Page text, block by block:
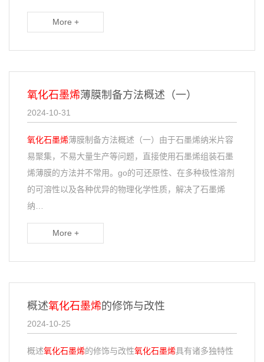
More +
氧化石墨烯薄膜制备方法概述（一）
2024-10-31
氧化石墨烯薄膜制备方法概述（一）由于石墨烯纳米片容
易聚集，不易大量生产等问题，直接使用石墨烯组装石墨
烯薄膜的方法并不常用。go的可还原性、在多种极性溶剂
的可溶性以及各种优异的物理化学性质，解决了石墨烯
纳…
More +
概述氧化石墨烯的修饰与改性
2024-10-25
概述氧化石墨烯的修饰与改性氧化石墨烯具有诸多独特性